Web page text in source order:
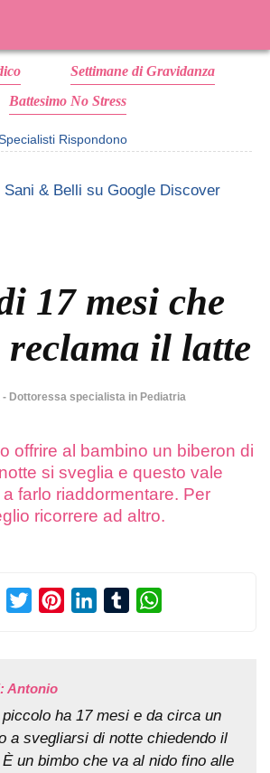
Settimane di Gravidanza
Battesimo No Stress
Rispondono
17 mesi che
reclama il latte
- Dottoressa specialista in Pediatria
offrire al bambino un biberon di
si sveglia e questo vale
farlo riaddormentare. Per
ricorrere ad altro.
Facebook
Twitter PinterestLinkedInTumblr
Antonio
ha 17 mesi e da circa un
a svegliarsi di notte chiedendo il
un bimbo che va al nido fino alle